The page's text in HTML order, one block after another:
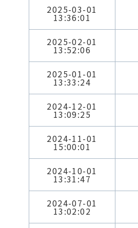
2025-03-01
13:36:01
2025-02-01
13:52:06
2025-01-01
13:33:24
2024-12-01
13:09:25
2024-11-01
15:00:01
2024-10-01
13:31:47
2024-07-01
13:02:02